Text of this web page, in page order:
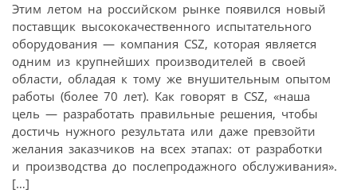
Этим летом на российском рынке появился новый
поставщик высококачественного испытательного
оборудования — компания CSZ, которая является
одним из крупнейших производителей в своей
области, обладая к тому же внушительным опытом
работы (более 70 лет). Как говорят в CSZ, «наша
цель — разработать правильные решения, чтобы
достичь нужного результата или даже превзойти
желания заказчиков на всех этапах: от разработки
и производства до послепродажного обслуживания».
[…]